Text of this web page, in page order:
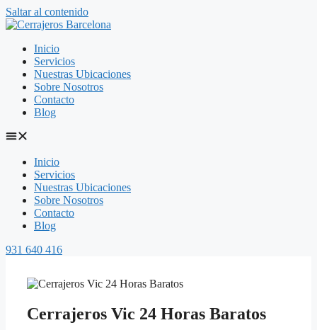
Saltar al contenido
Inicio
Servicios
Nuestras Ubicaciones
Sobre Nosotros
Contacto
Blog
Inicio
Servicios
Nuestras Ubicaciones
Sobre Nosotros
Contacto
Blog
931 640 416
Cerrajeros Vic 24 Horas Baratos